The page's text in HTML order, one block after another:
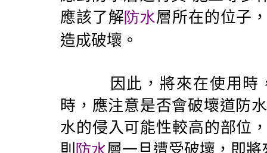
應該了解防水層所在的位子
造成破壞。
因此，將來在使用時，
時，應注意是否會破壞道防
水的侵入可能性較高的部位